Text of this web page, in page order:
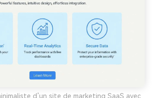
d’un site de marketing SaaS avec